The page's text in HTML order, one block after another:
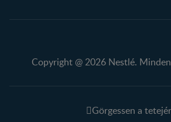
Copyright @ 2026 Nestlé.
Görgessen a